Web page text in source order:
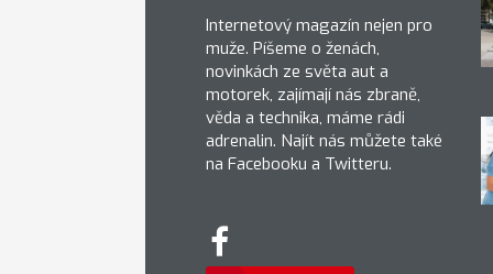
Internetový magazín nejen pro
muže. Píšeme o ženách,
novinkách ze světa aut a
motorek, zajímají nás zbraně,
věda a technika, máme rádi
adrenalin. Najít nás můžete také
na Facebooku a Twitteru.